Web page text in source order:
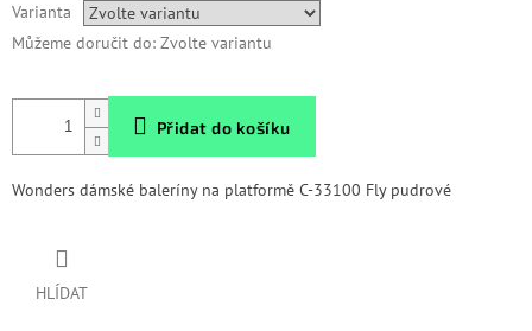
cena:
Varianta
Můžeme doručit do: Zvolte variantu
Přidat do košíku
Wonders dámské baleríny na platformě C-33100 Fly pudrové
HLÍDAT